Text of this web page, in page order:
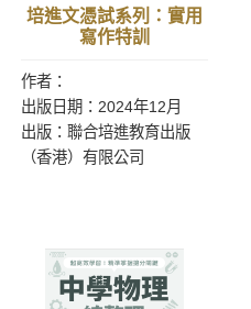
培進文憑試系列：實用
寫作特訓
作者：
出版日期：2024年12月
出版：聯合培進教育出版
（香港）有限公司